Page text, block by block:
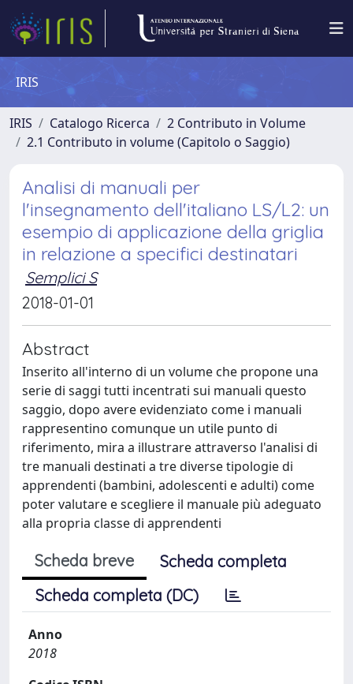
IRIS
IRIS Catalogo Ricerca
2 Contributo in Volume
2.1 Contributo in volume (Capitolo o Saggio)
Analisi di manuali per
l'insegnamento dell'italiano LS/L2: un
esempio di applicazione della griglia
in relazione a specifici destinatari
Semplici S
2018-01-01
Abstract
Inserito all'interno di un volume che propone una
serie di saggi tutti incentrati sui manuali questo
saggio, dopo avere evidenziato come i manuali
rappresentino comunque un utile punto di
riferimento, mira a illustrare attraverso l'analisi di
tre manuali destinati a tre diverse tipologie di
apprendenti (bambini, adolescenti e adulti) come
poter valutare e scegliere il manuale più adeguato
alla propria classe di apprendenti
Scheda breve
Scheda completa
Scheda completa (DC)
Anno
2018